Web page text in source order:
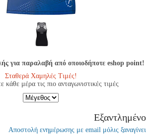
για παραλαβή από οποιοδήποτε eshop point!
Σταθερά Χαμηλές Τιμές!
κάθε μέρα τις πιο ανταγωνιστικές τιμές
Εξαντλημένο
Αποστολή ενημέρωσης με email μόλις ξαναγίνει